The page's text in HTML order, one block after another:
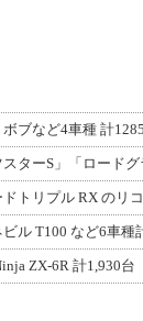
ボブなど4車種 計
ドトリプル RX のリ
ZX-6R 計1,930台